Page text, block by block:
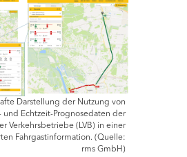
Darstellung der Nutzung von
und Echtzeit-Prognosedaten der
Verkehrsbetriebe (LVB) in einer
Fahrgastinformation. (Quelle:
rms GmbH)